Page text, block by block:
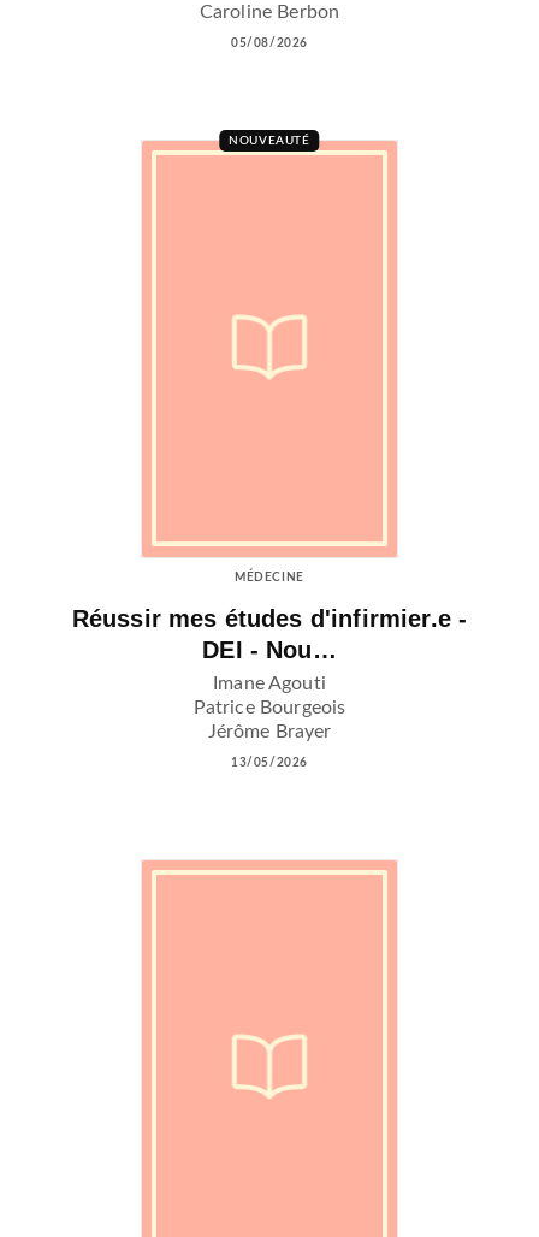
Caroline Berbon
05/08/2026
NOUVEAUTÉ
MÉDECINE
Réussir mes études d'infirmier.e -
DEI - Nou…
Imane Agouti
Patrice Bourgeois
Jérôme Brayer
13/05/2026